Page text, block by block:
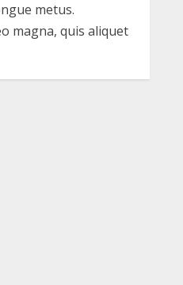
metus.
magna, quis aliquet